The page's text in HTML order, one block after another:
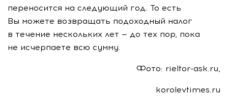
переносится на следующий год. То есть
Вы можете возвращать подоходный налог
в течение нескольких лет — до тех пор, пока
не исчерпаете всю сумму.
Фото: rieltor-ask.ru,
korolevtimes.ru